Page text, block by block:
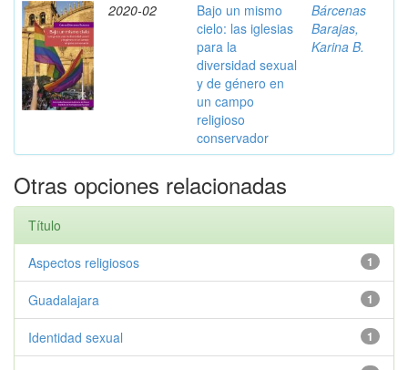
2020-02
Bajo un mismo
cielo: las iglesias
para la
diversidad sexual
y de género en
un campo
religioso
conservador
Bárcenas
Barajas,
Karina B.
Otras opciones relacionadas
Título
1
Aspectos religiosos
1
Guadalajara
1
Identidad sexual